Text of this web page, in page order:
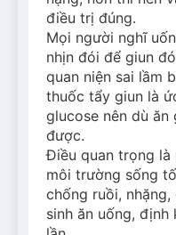
điều trị đúng.
Mọi người nghĩ
nhịn đói để giun
quan niện sai lầm
thuốc tẩy giun là
glucose nên dù ăn
được.
Điều quan trọng là
môi trường sống
chống ruồi,
sinh ăn uống,